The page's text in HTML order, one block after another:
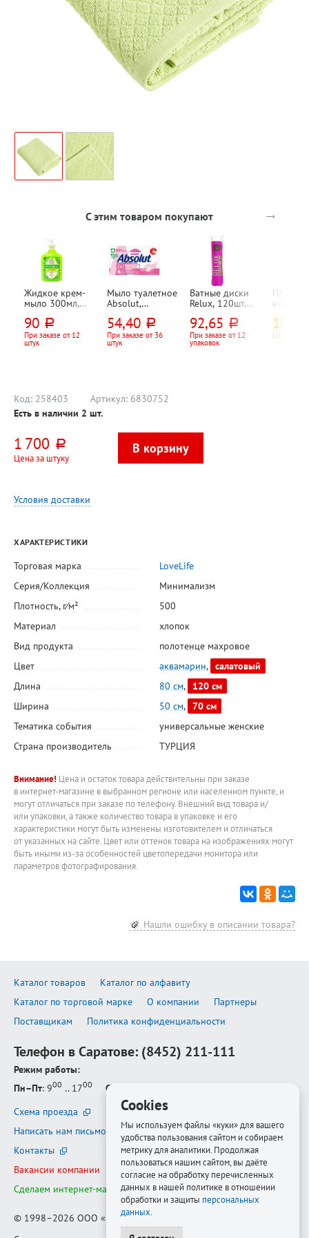
С этим товаром покупают →
Жидкое крем-
мыло 300мл,
"Алоэ вера",
дозатор
90 руб.
При заказе от 12
штук
Мыло туалетное
Absolut,
ное. Нежное", "2
в 1", "Масло
чайного дерева
54,40 руб.
При заказе от 36
штук
Ватные диски
Relux, 120шт,
92,65 руб.
При заказе от 12
упаковок
слойн.,
10л
10
Цена за
Код: 258403 Артикул: 6830752
Есть в наличии 2 шт.
1 700 руб.
Цена за штуку
Условия доставки
ХАРАКТЕРИСТИКИ
Торговая марка
LoveLife
Серия/Коллекция
Минимализм
Плотность, г⁄м²
500
Материал
хлопок
Вид продукта
полотенце махровое
Цвет
аквамарин, салатовый
Длина
80 см,
120 см
Ширина
50 см, 70 см
Тематика события
универсальные женские
Страна производитель
ТУРЦИЯ
Внимание! Цена и остаток товара действительны при заказе
в интернет-магазине в выбранном регионе или населенном пункте, и
могут отличаться при заказе по телефону. Внешний вид товара и/
или упаковки, а также количество товара в упаковке и его
характеристики могут быть изменены изготовителем и отличаться
от указанных на сайте. Цвет или оттенок товара на изображениях могут
быть иными из-за особенностей цветопередачи монитора или
параметров фотографирования.
Нашли ошибку в описании товара?
Каталог товаров
Каталог по алфавиту
Каталог по торговой марке
О компании
Партнеры
Поставщикам
Политика конфиденциальности
Телефон в Саратове: (8452) 211-111
Режим работы:
Пн–Пт: 900 .. 1700 Сб–Вс
Схема проезда
Написать нам письмо
Контакты
Вакансии компании
Сделаем интернет-магазин ещё лучше
© 1998–2026 ООО «Белфорт-РМ»
Cookies
Мы используем файлы «куки» для вашего
удобства пользования сайтом и собираем
метрику для аналитики. Продолжая
пользоваться нашим сайтом, вы даёте
согласие на обработку перечисленных
данных в нашей политике в отношении
обработки и защиты персональных
данных